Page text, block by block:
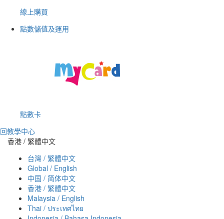
線上購買
點數儲值及運用
點數卡
回教學中心
香港 / 繁體中文
台灣 / 繁體中文
Global / English
中国 / 简体中文
香港 / 繁體中文
Malaysia / English
Thai / ประเทศไทย